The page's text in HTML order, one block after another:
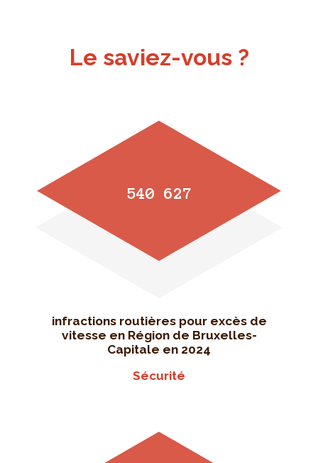
Le saviez-vous ?
540 627
infractions routières pour excès de
vitesse en Région de Bruxelles-
Capitale en 2024
Sécurité